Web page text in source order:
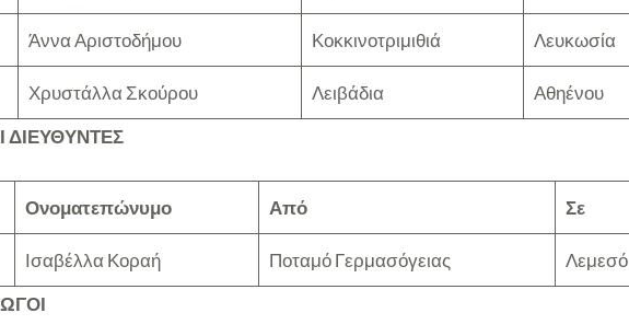
Άννα Αριστοδήμου Κοκκινοτριμιθιά Λευκωσία
Χρυστάλλα Σκούρου Λειβάδια
Αθηένου
ΔΙΕΥΘΥΝΤΕΣ
Ονοματεπώνυμο Από Σε
Ισαβέλλα Κοραή Ποταμό Γερμασόγειας
Λεμεσό